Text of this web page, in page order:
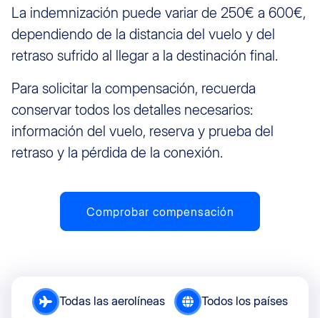
La indemnización puede variar de 250€ a 600€,
dependiendo de la distancia del vuelo y del
retraso sufrido al llegar a la destinación final.
Para solicitar la compensación, recuerda
conservar todos los detalles necesarios:
información del vuelo, reserva y prueba del
retraso y la pérdida de la conexión.
Comprobar compensación
Todas las aerolíneas Todos los países